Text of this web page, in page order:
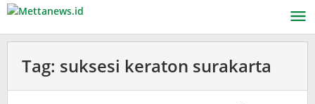
Lewati
konten
Tag: suksesi keraton surakarta